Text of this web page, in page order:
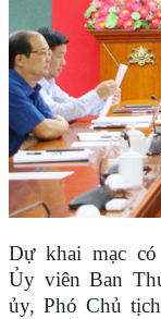
Dự khai mạc
Ủy viên Ban
ủy, Phó Chủ